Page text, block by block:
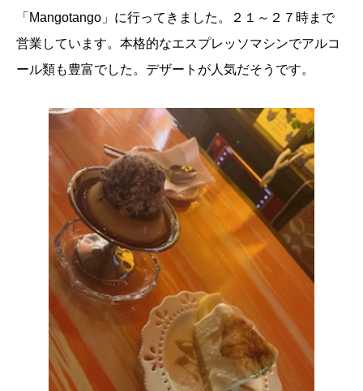
「Mangotango」に行ってきました。２１～２７時まで
営業しています。本格的なエスプレッソマシンでアルコ
ール類も豊富でした。デザートが人気だそうです。